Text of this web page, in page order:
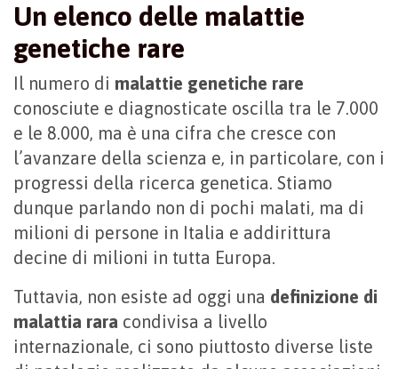
Un elenco delle malattie
genetiche rare
Il numero di malattie genetiche rare
conosciute e diagnosticate oscilla tra le 7.000
e le 8.000, ma è una cifra che cresce con
l’avanzare della scienza e, in particolare, con i
progressi della ricerca genetica. Stiamo
dunque parlando non di pochi malati, ma di
milioni di persone in Italia e addirittura
decine di milioni in tutta Europa.
Tuttavia, non esiste ad oggi una definizione di
malattia rara condivisa a livello
internazionale, ci sono piuttosto diverse liste